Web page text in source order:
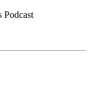
Podcast